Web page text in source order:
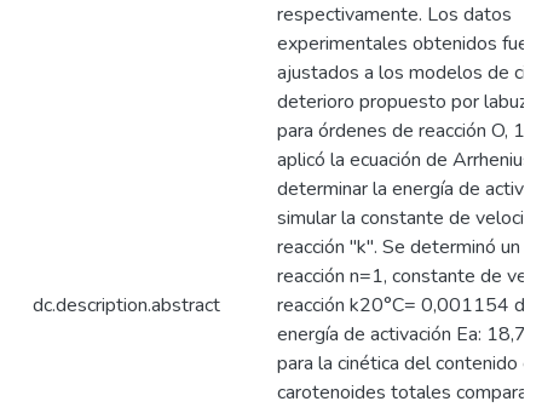
dc.description.abstract
respectivamente. Los datos
experimentales obtenidos
ajustados a los modelos de
deterioro propuesto por
para órdenes de reacción O, 1,
aplicó la ecuación de Arrhenius
determinar la energía de
simular la constante de
reacción "k". Se determinó un
reacción n=1, constante de
reacción k20°C= 0,001154
energía de activación Ea:
para la cinética del contenido
carotenoides totales